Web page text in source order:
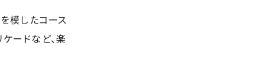
模したコース
ードなど、楽